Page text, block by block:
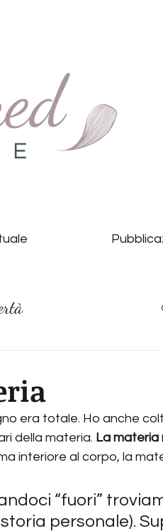
era totale. Ho anche
della materia. La materia
interiore al corpo, la
“fuori”
personale).